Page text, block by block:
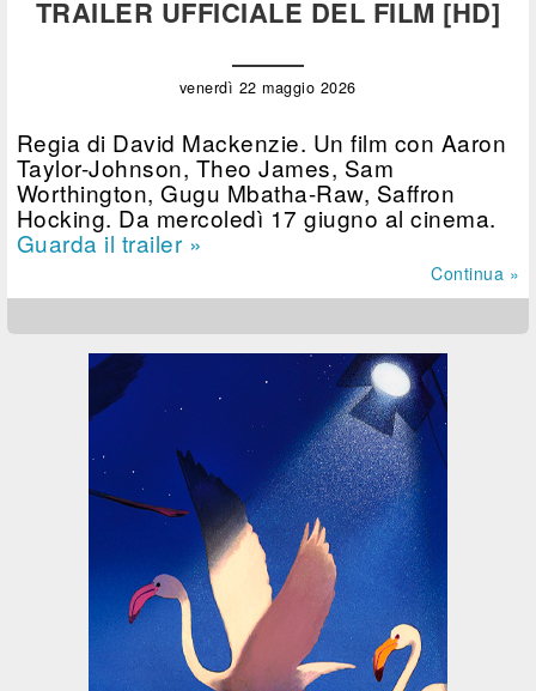
TRAILER UFFICIALE DEL FILM [HD]
venerdì 22 maggio 2026
Regia di David Mackenzie. Un film con Aaron
Taylor-Johnson, Theo James, Sam
Worthington, Gugu Mbatha-Raw, Saffron
Hocking. Da mercoledì 17 giugno al cinema.
Guarda il trailer »
Continua »